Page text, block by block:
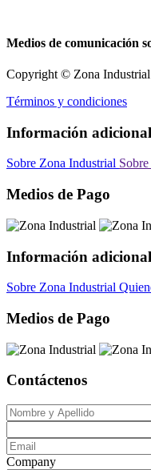
Medios de comunicación
Copyright © Zona
Términos y condiciones
Información
Sobre Zona Industrial
Medios de Pago
Información
Sobre Zona Industrial
Medios de Pago
Contáctenos
Company